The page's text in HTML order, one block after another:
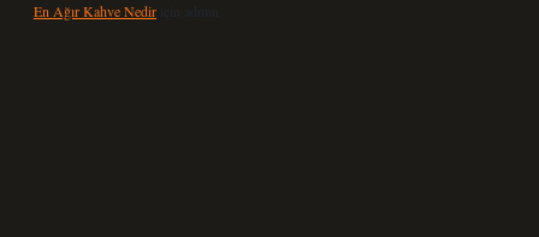
En Ağır Kahve Nedir için admin